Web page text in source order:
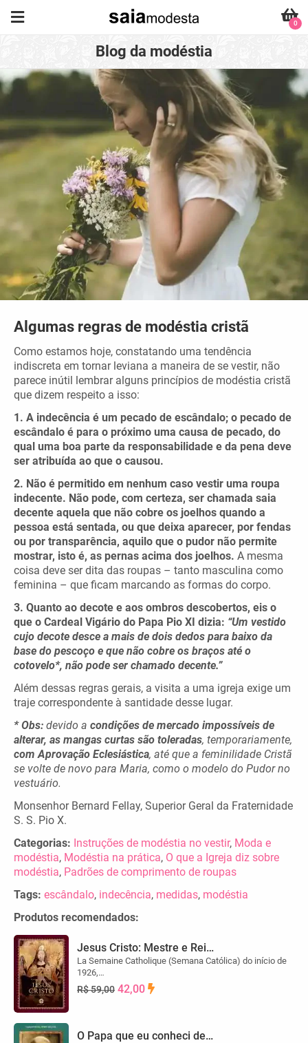
0
Blog da modéstia
Algumas regras de modéstia cristã
Como estamos hoje, constatando uma tendência
indiscreta em tornar leviana a maneira de se vestir, não
parece inútil lembrar alguns princípios de modéstia cristã
que dizem respeito a isso:
1. A indecência é um pecado de escândalo; o pecado de
escândalo é para o próximo uma causa de pecado, do
qual uma boa parte da responsabilidade e da pena deve
ser atribuída ao que o causou.
2. Não é permitido em nenhum caso vestir uma roupa
indecente. Não pode, com certeza, ser chamada saia
decente aquela que não cobre os joelhos quando a
pessoa está sentada, ou que deixa aparecer, por fendas
ou por transparência, aquilo que o pudor não permite
mostrar, isto é, as pernas acima dos joelhos. A mesma
coisa deve ser dita das roupas – tanto masculina como
feminina – que ficam marcando as formas do corpo.
3. Quanto ao decote e aos ombros descobertos, eis o
que o Cardeal Vigário do Papa Pio XI dizia: “Um vestido
cujo decote desce a mais de dois dedos para baixo da
base do pescoço e que não cobre os braços até o
cotovelo*, não pode ser chamado decente.”
Além dessas regras gerais, a visita a uma igreja exige um
traje correspondente à santidade desse lugar.
* Obs: devido a condições de mercado impossíveis de
alterar, as mangas curtas são toleradas, temporariamente,
com Aprovação Eclesiástica, até que a feminilidade Cristã
se volte de novo para Maria, como o modelo do Pudor no
vestuário.
Monsenhor Bernard Fellay, Superior Geral da Fraternidade
S. S. Pio X.
Categorias: Instruções de modéstia no vestir, Moda e
modéstia, Modéstia na prática, O que a Igreja diz sobre
modéstia, Padrões de comprimento de roupas
Tags: escândalo, indecência, medidas, modéstia
Produtos recomendados:
Jesus Cristo: Mestre e Rei…
La Semaine Catholique (Semana Católica) do início de
1926,…
R$ 59,00 42,00
O Papa que eu conheci de…